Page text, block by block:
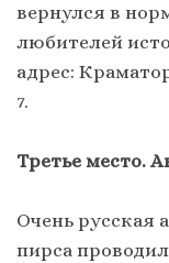
вернулся в
любителей
адрес:
7.
Третье место.
Очень русская
пирса